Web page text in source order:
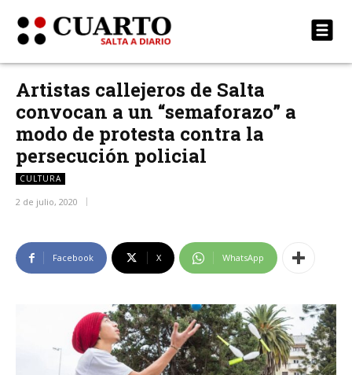
Artistas callejeros de Salta
convocan a un “semaforazo” a
modo de protesta contra la
persecución policial
CULTURA
2 de julio, 2020
Facebook X WhatsApp